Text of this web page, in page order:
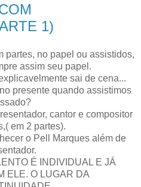
1)
partes, no papel ou assistidos,
assim seu papel.
sai de cena...
presente quando assistimos
cantor e compositor
em 2 partes).
o Pell Marques além de
É INDIVIDUAL E JÁ
ELE. O LUGAR DA